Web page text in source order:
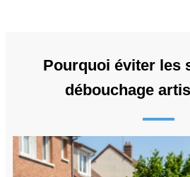
Pourquoi éviter les
débouchage